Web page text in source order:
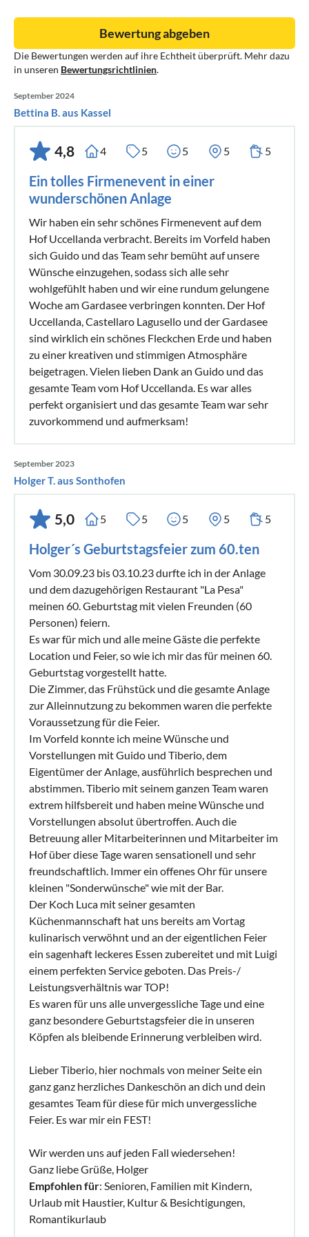
Verona im Osten. Peschiera del Garda ist Teil des
Weinbaugebiets Lugana.
Die Bewertungen werden auf ihre Echtheit überprüft. Mehr dazu
in unseren Bewertungsrichtlinien.
Bewertung abgeben
September 2024
Bettina B. aus Kassel
4,8 4 5 5 5 5
Ein tolles Firmenevent in einer
wunderschönen Anlage
Wir haben ein sehr schönes Firmenevent auf dem
Hof Uccellanda verbracht. Bereits im Vorfeld haben
sich Guido und das Team sehr bemüht auf unsere
Wünsche einzugehen, sodass sich alle sehr
wohlgefühlt haben und wir eine rundum gelungene
Woche am Gardasee verbringen konnten. Der Hof
Uccellanda, Castellaro Lagusello und der Gardasee
sind wirklich ein schönes Fleckchen Erde und haben
zu einer kreativen und stimmigen Atmosphäre
beigetragen. Vielen lieben Dank an Guido und das
gesamte Team vom Hof Uccellanda. Es war alles
perfekt organisiert und das gesamte Team war sehr
zuvorkommend und aufmerksam!
September 2023
Holger T. aus Sonthofen
5,0 5 5 5 5 5
Holger´s Geburtstagsfeier zum 60.ten
Vom 30.09.23 bis 03.10.23 durfte ich in der Anlage
und dem dazugehörigen Restaurant "La Pesa"
meinen 60. Geburtstag mit vielen Freunden (60
Personen) feiern.
Es war für mich und alle meine Gäste die perfekte
Location und Feier, so wie ich mir das für meinen 60.
Geburtstag vorgestellt hatte.
Die Zimmer, das Frühstück und die gesamte Anlage
zur Alleinnutzung zu bekommen waren die perfekte
Voraussetzung für die Feier.
Im Vorfeld konnte ich meine Wünsche und
Vorstellungen mit Guido und Tiberio, dem
Eigentümer der Anlage, ausführlich besprechen und
abstimmen. Tiberio mit seinem ganzen Team waren
extrem hilfsbereit und haben meine Wünsche und
Vorstellungen absolut übertroffen. Auch die
Betreuung aller Mitarbeiterinnen und Mitarbeiter im
Hof über diese Tage waren sensationell und sehr
freundschaftlich. Immer ein offenes Ohr für unsere
kleinen "Sonderwünsche" wie mit der Bar.
Der Koch Luca mit seiner gesamten
Küchenmannschaft hat uns bereits am Vortag
kulinarisch verwöhnt und an der eigentlichen Feier
ein sagenhaft leckeres Essen zubereitet und mit Luigi
einem perfekten Service geboten. Das Preis-/
Leistungsverhältnis war TOP!
Es waren für uns alle unvergessliche Tage und eine
ganz besondere Geburtstagsfeier die in unseren
Köpfen als bleibende Erinnerung verbleiben wird.
Lieber Tiberio, hier nochmals von meiner Seite ein
ganz ganz herzliches Dankeschön an dich und dein
gesamtes Team für diese für mich unvergessliche
Feier. Es war mir ein FEST!
Wir werden uns auf jeden Fall wiedersehen!
Ganz liebe Grüße, Holger
Empfohlen für: Senioren, Familien mit Kindern,
Urlaub mit Haustier, Kultur & Besichtigungen,
Romantikurlaub